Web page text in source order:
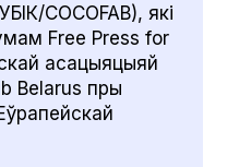
COCOFAB), які
Free Press for
асацыяцыяй
Belarus пры